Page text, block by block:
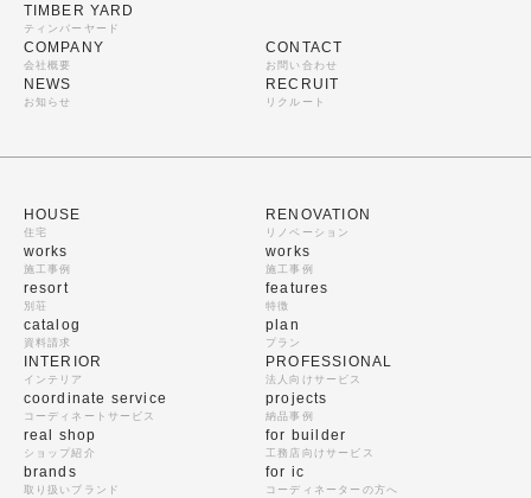
TIMBER YARD
ティンバーヤード
COMPANY
会社概要
NEWS
お知らせ
CONTACT
お問い合わせ
RECRUIT
リクルート
HOUSE
住宅
works
施工事例
resort
別荘
catalog
資料請求
RENOVATION
リノベーション
works
施工事例
features
特徴
plan
プラン
INTERIOR
インテリア
coordinate service
コーディネートサービス
real shop
ショップ紹介
brands
取り扱いブランド
PROFESSIONAL
法人向けサービス
projects
納品事例
for builder
工務店向けサービス
for ic
コーディネーターの方へ